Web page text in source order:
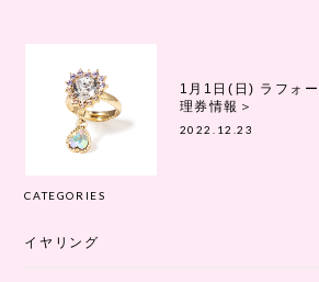
1月1日(日) ラフォ
理券情報＞
2022.12.23
CATEGORIES
イヤリング